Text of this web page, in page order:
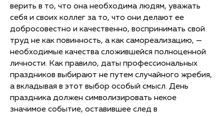
верить в то, что она необходима людям, уважать
себя и своих коллег за то, что они делают ее
добросовестно и качественно, воспринимать свой
труд не как повинность, а как самореализацию, —
необходимые качества сложившейся полноценной
личности. Как правило, даты профессиональных
праздников выбирают не путем случайного жребия,
а вкладывая в этот выбор особый смысл. День
праздника должен символизировать некое
значимое событие, оставившее след в